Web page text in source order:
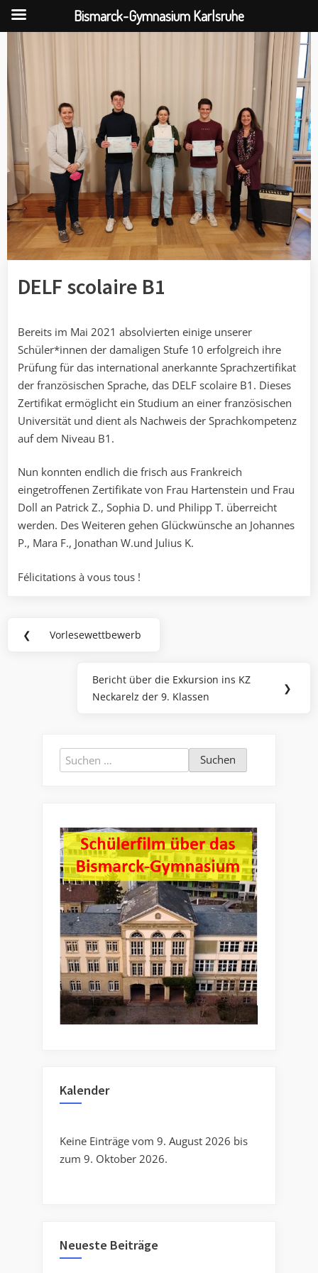
Skip
content
DELF scolaire B1
Bereits im Mai 2021 absolvierten einige unserer
Schüler*innen der damaligen Stufe 10 erfolgreich ihre
Prüfung für das international anerkannte Sprachzertifikat
der französischen Sprache, das DELF scolaire B1. Dieses
Zertifikat ermöglicht ein Studium an einer französischen
Universität und dient als Nachweis der Sprachkompetenz
auf dem Niveau B1.
Nun konnten endlich die frisch aus Frankreich
eingetroffenen Zertifikate von Frau Hartenstein und Frau
Doll an Patrick Z., Sophia D. und Philipp T. überreicht
werden. Des Weiteren gehen Glückwünsche an Johannes
P., Mara F., Jonathan W.und Julius K.
Félicitations à vous tous !
Beitragsnavigation
❮
Previous
Vorlesewettbewerb
Next
Post:
Bericht über die Exkursion ins KZ
Neckarelz der 9. Klassen
❯
Suchen
nach:
Kalender
Keine Einträge vom 9. August 2026 bis
zum 9. Oktober 2026.
Neueste Beiträge
Bismarck-Gymnasium Karlsruhe